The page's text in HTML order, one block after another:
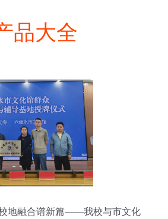
品大全
地融合谱新篇——我校与市文化